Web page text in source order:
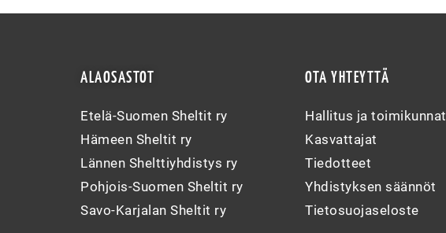
ALAOSASTOT
Etelä-Suomen Sheltit ry
Hämeen Sheltit ry
Lännen Shelttiyhdistys ry
Pohjois-Suomen Sheltit ry
Savo-Karjalan Sheltit ry
OTA YHTEYTTÄ
Hallitus ja toimikunnat
Kasvattajat
Tiedotteet
Yhdistyksen säännöt
Tietosuojaseloste